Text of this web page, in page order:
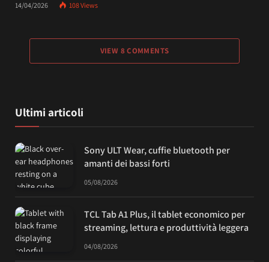
14/04/2026 108Views
VIEW 8 COMMENTS
Ultimi articoli
Sony ULT Wear, cuffie bluetooth per
amanti dei bassi forti
05/08/2026
TCL Tab A1 Plus, il tablet economico per
streaming, lettura e produttività leggera
04/08/2026